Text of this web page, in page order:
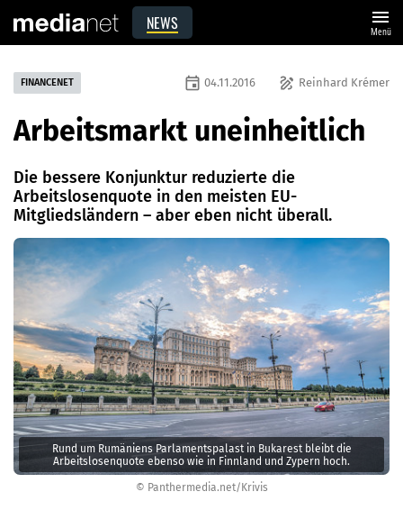
NEWS menu
Menü
© Panthermedia.net/Krivis
Rund um Rumäniens Parlamentspalast in Bukarest bleibt die
Arbeitslosenquote ebenso wie in Finnland und Zypern hoch.
FINANCENET draw Reinhard Krémer
event 04.11.2016
Arbeitsmarkt uneinheitlich
Die bessere Konjunktur reduzierte die
Arbeitslosenquote in den meisten EU-
Mitgliedsländern – aber eben nicht überall.